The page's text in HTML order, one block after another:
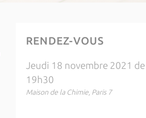
RENDEZ-VOUS
Jeudi 18 novembre 2021
19h30
Maison de la Chimie, Paris 7